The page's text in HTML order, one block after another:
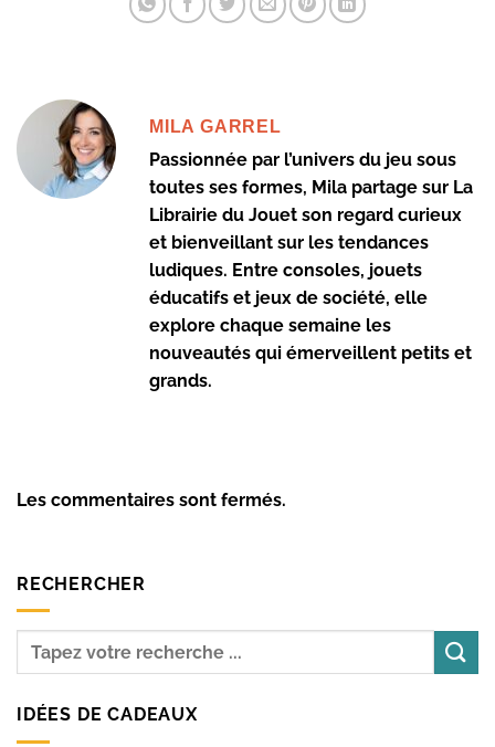
MILA GARREL
Passionnée par l’univers du jeu sous
toutes ses formes, Mila partage sur La
Librairie du Jouet son regard curieux
et bienveillant sur les tendances
ludiques. Entre consoles, jouets
éducatifs et jeux de société, elle
explore chaque semaine les
nouveautés qui émerveillent petits et
grands.
Les commentaires sont fermés.
RECHERCHER
IDÉES DE CADEAUX